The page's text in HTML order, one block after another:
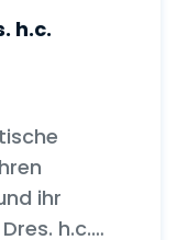
h.c.
ihr
h.c.